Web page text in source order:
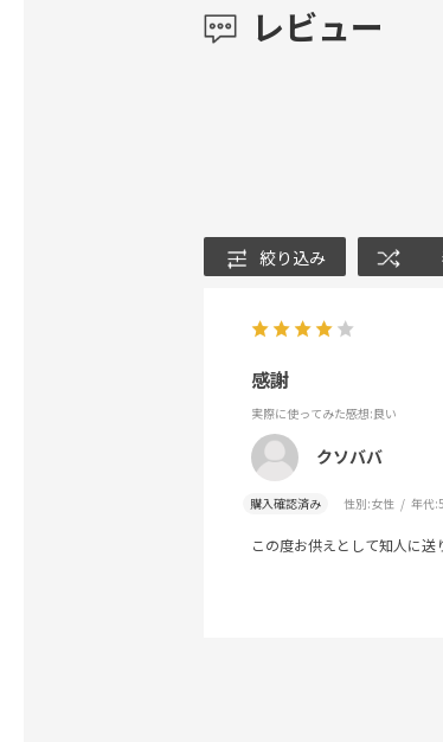
レビュー
絞り込み
感謝
実際に使ってみた感想:良い
クソババ
購入確認済み 性別:女性 年代:
この度お供えとして知人に送